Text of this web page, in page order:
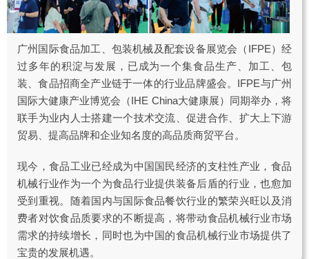
广州国际食品加工、包装机械及配套设备展览会（IFPE）经
过多年的积淀与发展，已成为一个集食品生产、加工、包
装、食品招商全产业链于一体的行业品牌盛会。IFPE与广州
国际大健康产业博览会（IHE China大健康展）同期举办，将
联手为业内人士搭建一个技术交流、促进合作、扩大上下游
贸易、提高品牌和企业知名度的高品质商贸平台。
现今，食品工业已经成为中国国民经济的支柱性产业，食品
机械行业作为一个为食品行业提供装备后盾的行业，也愈加
受到重视。随着国内与国际食品餐饮行业的繁荣兴旺以及消
费者对饮食品质要求的不断提高，将带动食品机械行业市场
需求的持续增长，同时也为中国的食品机械行业市场提供了
宝贵的发展机遇。